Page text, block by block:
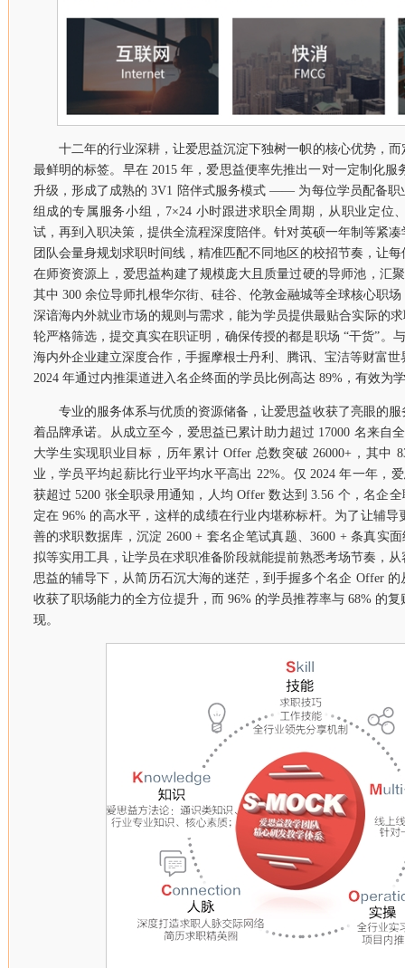
十二年的行业深耕，让爱思益沉淀下独树一帜的核心优势，
最鲜明的标签。早在 2015 年，爱思益便率先推出一对一定制化服
升级，形成了成熟的 3V1 陪伴式服务模式 —— 为每位学员配备职
组成的专属服务小组，7×24 小时跟进求职全周期，从职业定位
试，再到入职决策，提供全流程深度陪伴。针对英硕一年制等紧
团队会量身规划求职时间线，精准匹配不同地区的校招节奏，让
在师资资源上，爱思益构建了规模庞大且质量过硬的导师池，汇
其中 300 余位导师扎根华尔街、硅谷、伦敦金融城等全球核心职
深谙海内外就业市场的规则与需求，能为学员提供最贴合实际的
轮严格筛选，提交真实在职证明，确保传授的都是职场 “干货”。
海内外企业建立深度合作，手握摩根士丹利、腾讯、宝洁等财富
2024 年通过内推渠道进入名企终面的学员比例高达 89%，有效为
专业的服务体系与优质的资源储备，让爱思益收获了亮眼的
着品牌承诺。从成立至今，爱思益已累计助力超过 17000 名来自
大学生实现职业目标，历年累计 Offer 总数突破 26000+，其中
业，学员平均起薪比行业平均水平高出 22%。仅 2024 年一年，
获超过 5200 张全职录用通知，人均 Offer 数达到 3.56 个，名企
定在 96% 的高水平，这样的成绩在行业内堪称标杆。为了让辅
善的求职数据库，沉淀 2600 + 套名企笔试真题、3600 + 条真实
拟等实用工具，让学员在求职准备阶段就能提前熟悉考场节奏，
思益的辅导下，从简历石沉大海的迷茫，到手握多个名企 Offer
收获了职场能力的全方位提升，而 96% 的学员推荐率与 68% 的
现。